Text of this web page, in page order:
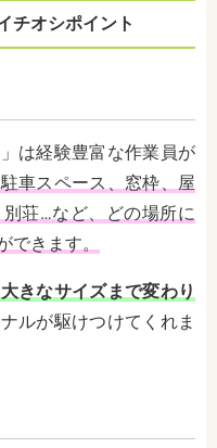
チオシポイント
は経験豊富な作業員が
車スペース、窓枠、屋
荘…など、どの場所に
できます。
きなサイズまで変わり
ルが駆けつけてくれま